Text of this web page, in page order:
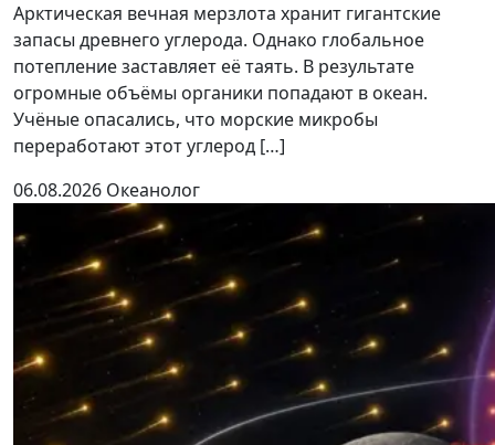
Арктическая вечная мерзлота хранит гигантские
запасы древнего углерода. Однако глобальное
потепление заставляет её таять. В результате
огромные объёмы органики попадают в океан.
Учёные опасались, что морские микробы
переработают этот углерод […]
06.08.2026 Океанолог